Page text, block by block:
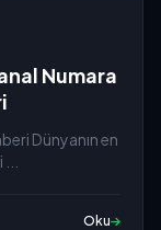
Numara
Oku